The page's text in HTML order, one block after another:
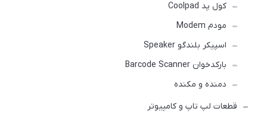
کول پد Coolpad
مودم Modem
اسپیکر بلندگو Speaker
بارکدخوان Barcode Scanner
دمنده و مکنده
قطعات لپ تاپ و کامپیوتر